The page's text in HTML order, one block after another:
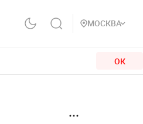
МОСКВА
ОК